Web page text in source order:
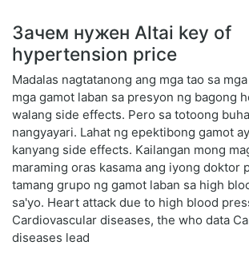
Зачем нужен Altai key of
hypertension price
Madalas nagtatanong ang mga tao sa
mga gamot laban sa presyon ng bagong
walang side effects. Pero sa totoong
nangyayari. Lahat ng epektibong gamot
kanyang side effects. Kailangan mong
maraming oras kasama ang iyong doktor
tamang grupo ng gamot laban sa high
sa'yo. Heart attack due to high blood
Cardiovascular diseases, the who data
diseases lead